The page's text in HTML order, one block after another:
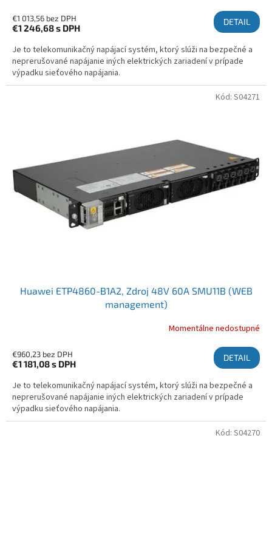
€1 013,56 bez DPH
€1 246,68s DPH
DETAIL
Je to telekomunikačný napájací systém, ktorý slúži na bezpečné a
neprerušované napájanie iných elektrických zariadení v prípade
výpadku sieťového napájania.
Huawei ETP4860-B1A2, Zdroj 48V 60A SMU11B (WEB
management)
Momentálne nedostupné
€960,23 bez DPH
€1 181,08s DPH
DETAIL
Je to telekomunikačný napájací systém, ktorý slúži na bezpečné a
neprerušované napájanie iných elektrických zariadení v prípade
výpadku sieťového napájania.
Kód: S04271
Kód: S04270